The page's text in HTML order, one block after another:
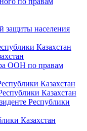
защиты населения
Казахстан
ООН по правам
Казахстан
Казахстан
Республики
Казахстан